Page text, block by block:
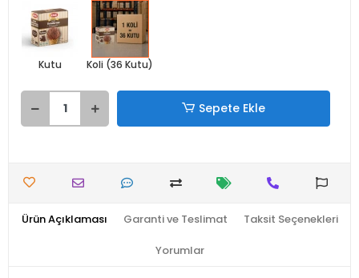
Kutu Koli (36 Kutu)
Sepete Ekle
Ürün Açıklaması Garanti ve Teslimat Taksit Seçenekleri
Yorumlar